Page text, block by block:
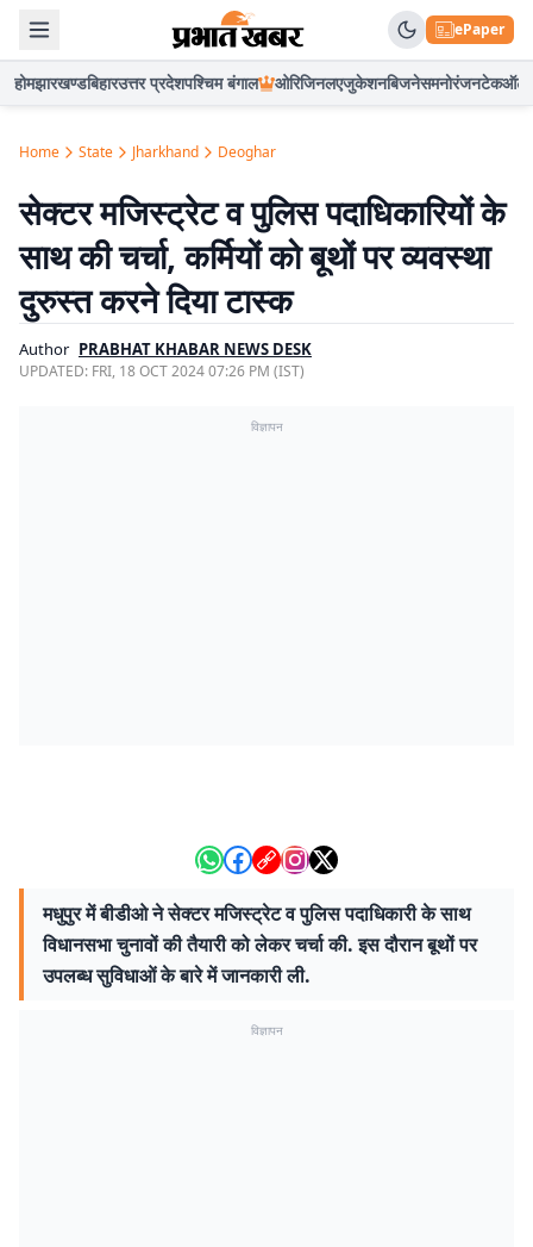
ePaper
होमझारखण्डबिहारउत्तर प्रदेशपश्चिम बंगाल ओरिजिनलएजुकेशनबिजनेसमनोरंजनटेकऑटो
Home State Jharkhand Deoghar
सेक्टर मजिस्ट्रेट व पुलिस पदाधिकारियों के
साथ की चर्चा, कर्मियों को बूथों पर व्यवस्था
दुरुस्त करने दिया टास्क
Author PRABHAT KHABAR NEWS DESK
UPDATED: FRI, 18 OCT 2024 07:26 PM (IST)
विज्ञापन
मधुपुर में बीडीओ ने सेक्टर मजिस्ट्रेट व पुलिस पदाधिकारी के साथ
विधानसभा चुनावों की तैयारी को लेकर चर्चा की. इस दौरान बूथों पर
उपलब्ध सुविधाओं के बारे में जानकारी ली.
विज्ञापन